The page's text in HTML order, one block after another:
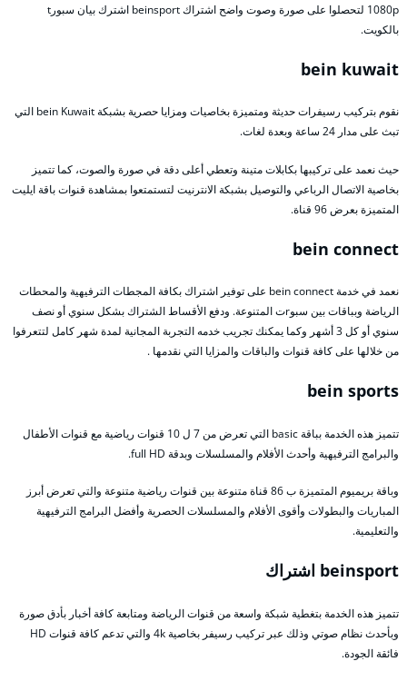
1080p لتحصلوا على صورة وصوت واضح اشتراك beinsport اشترك بيان سبورt
بالكويت.
bein kuwait
نقوم بتركيب رسيفرات حديثة ومتميزة بخاصيات ومزايا حصرية بشبكة bein Kuwait التي
تبث على مدار 24 ساعة وبعدة لغات.
حيث نعمد على تركيبها بكابلات متينة وتعطي أعلى دقة في صورة والصوت، كما تتميز
بخاصية الاتصال الرباعي والتوصيل بشبكة الانترنيت لتستمتعوا بمشاهدة قنوات باقة ايليت
المتميزة بعرض 96 قناة.
bein connect
نعمد في خدمة bein connect على توفير اشتراك بكافة المجطات الترفيهية والمحطات
الرياضة وبباقات بين سبوrت المتنوعة. ودفع الأقساط الشتراك بشكل سنوي أو نصف
سنوي أو كل 3 أشهر وكما يمكنك تجريب خدمه التجربة المجانية لمدة شهر كامل لتتعرفوا
من خلالها على كافة قنوات والباقات والمزايا التي نقدمها .
bein sports
تتميز هذه الخدمة بباقة basic التي تعرض من 7 ل 10 قنوات رياضية مع قنوات الأطفال
والبرامج الترفيهية وأحدث الأفلام والمسلسلات وبدقة full HD.
وباقة بريميوم المتميزة ب 86 قناة متنوعة بين قنوات رياضية متنوعة والتي تعرض أبرز
المباريات والبطولات وأقوى الأفلام والمسلسلات الحصرية وأفضل البرامج الترفيهية
والتعليمية.
beinsport اشتراك
تتميز هذه الخدمة بتغطية شبكة واسعة من قنوات الرياضة ومتابعة كافة أخبار بأدق صورة
وبأحدث نظام صوتي وذلك عبر تركيب رسيفر بخاصية 4k والتي تدعم كافة قنوات HD
فائقة الجودة.